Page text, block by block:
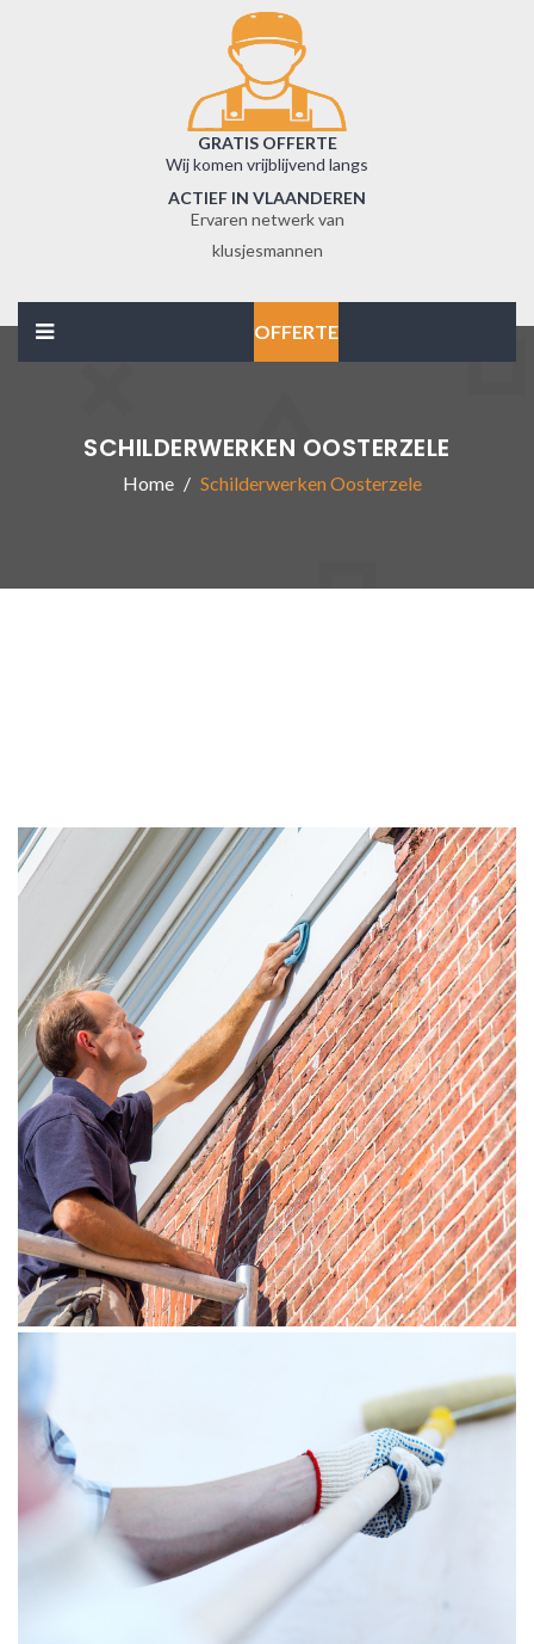
GRATIS OFFERTE
Wij komen vrijblijvend langs
ACTIEF IN VLAANDEREN
Ervaren netwerk van
klusjesmannen
OFFERTE
SCHILDERWERKEN OOSTERZELE
Home Schilderwerken Oosterzele